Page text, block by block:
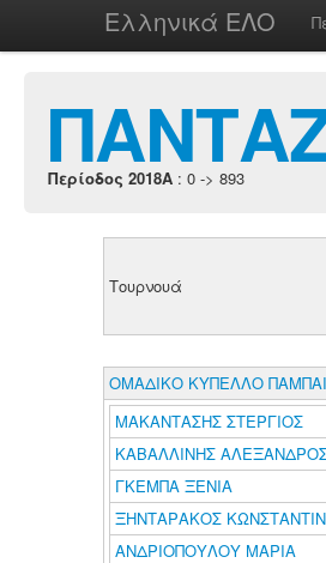
Ελληνικά ΕΛΟ
Περίοδος 2018A : 0 -> 893
Τουρνουά
ΟΜΑΔΙΚΟ ΚΥΠΕΛΛΟ
ΜΑΚΑΝΤΑΣΗΣ ΣΤΕΡΓΙΟΣ
ΚΑΒΑΛΛΙΝΗΣ
ΓΚΕΜΠΑ ΞΕΝΙΑ
ΞΗΝΤΑΡΑΚΟΣ
ΑΝΔΡΙΟΠΟΥΛΟΥ ΜΑΡΙΑ